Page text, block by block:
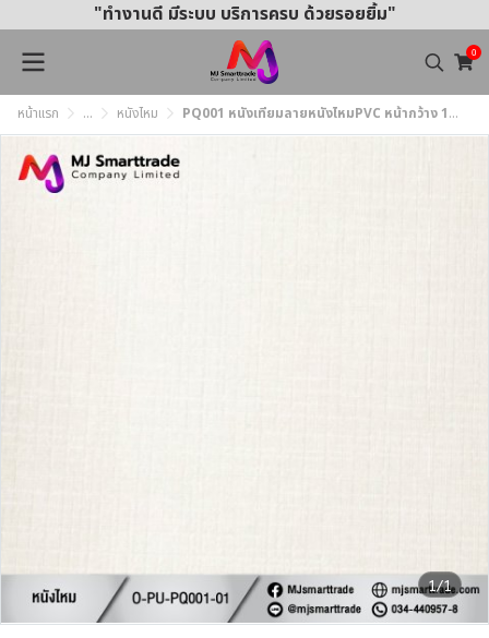
"ทำงานดี มีระบบ บริการครบ ด้วยรอยยิ้ม"
0
หน้าแรก ... หนังไหม PQ001 หนังเทียมลายหนังไหมPVC หน้ากว้าง 145±3 ซม.
1/1